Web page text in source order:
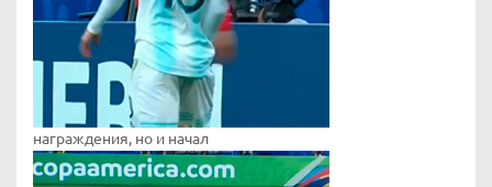
награждения, но и начал